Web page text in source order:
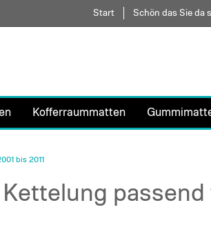
Start Schön das Sie da
Kofferraummatten
bis 2011